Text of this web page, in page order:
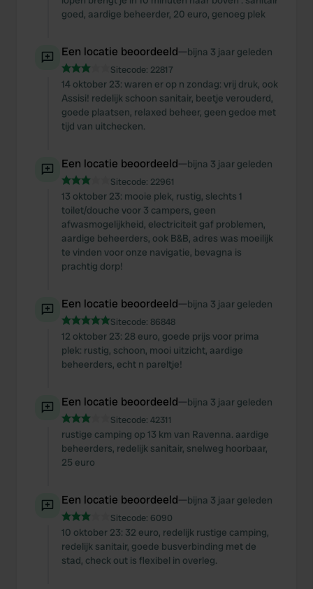
goed, aardige beheerder, 20 euro, genoeg plek
Een locatie beoordeeld—bijna 3 jaar geleden
Sitecode: 22817
14 oktober 23: waren er op n zondag: vrij druk, ook
Assisi! redelijk schoon sanitair, beetje verouderd,
goede plaatsen, relaxed beheer, geen gedoe met
tijd van uitchecken.
Een locatie beoordeeld—bijna 3 jaar geleden
Sitecode: 22961
13 oktober 23: mooie plek, rustig, slechts 1
toilet/douche voor 3 campers, geen
afwasmogelijkheid, electriciteit gaf problemen,
aardige beheerders, ook B&B, adres was moeilijk
te vinden voor onze navigatie, bevagna is
prachtig dorp!
Een locatie beoordeeld—bijna 3 jaar geleden
Sitecode: 86848
12 oktober 23: 28 euro, goede prijs voor prima
plek: rustig, schoon, mooi uitzicht, aardige
beheerders, echt n pareltje!
Een locatie beoordeeld—bijna 3 jaar geleden
Sitecode: 42311
rustige camping op 13 km van Ravenna. aardige
beheerders, redelijk sanitair, snelweg hoorbaar,
25 euro
Een locatie beoordeeld—bijna 3 jaar geleden
Sitecode: 6090
10 oktober 23: 32 euro, redelijk rustige camping,
redelijk sanitair, goede busverbinding met de
stad, check out is flexibel in overleg.